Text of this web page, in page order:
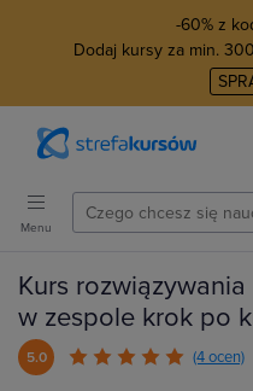
-60% z
Dodaj kursy za min.
Menu
Kurs
w zespole krok po
5.0 (4 ocen)